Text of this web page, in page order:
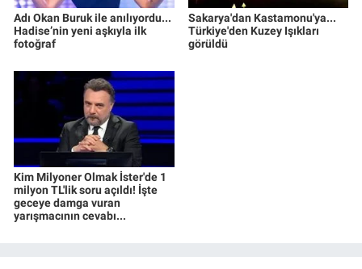
Adı Okan Buruk ile anılıyordu...
Hadise’nin yeni aşkıyla ilk
fotoğraf
Sakarya'dan Kastamonu'ya...
Türkiye'den Kuzey Işıkları
görüldü
Kim Milyoner Olmak İster'de 1
milyon TL'lik soru açıldı! İşte
geceye damga vuran
yarışmacının cevabı...